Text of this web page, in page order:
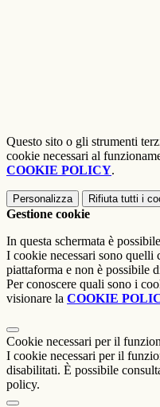
Questo sito o gli strumenti
cookie necessari al
COOKIE POLICY.
Personalizza Rifiuta tutti i
Gestione cookie
In questa schermata è
I cookie necessari sono quelli
piattaforma e non è possibile
Per conoscere quali sono i
visionare la COOKIE
Cookie necessari per il
I cookie necessari per il
disabilitati. È possibile
policy.